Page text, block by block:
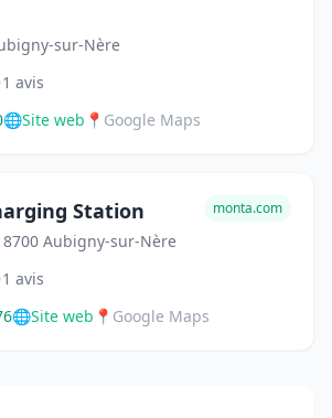
sur-Nère
1 avis
🌐Site web 📍 Google Maps
Station
Aubigny-sur-Nère
monta.com
1 avis
🌐Site web 📍 Google Maps